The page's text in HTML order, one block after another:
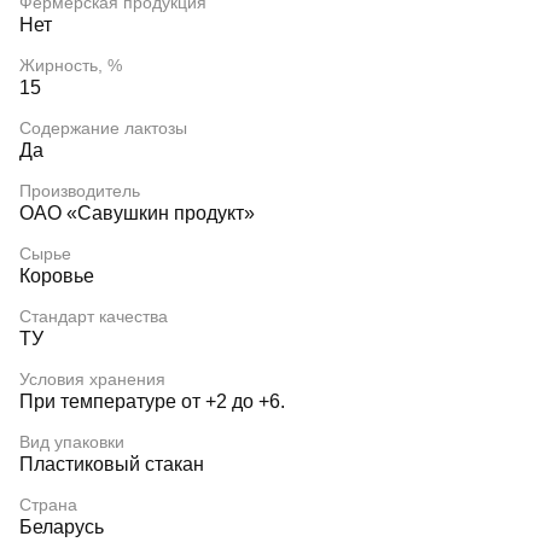
Нет
Жирность, %
15
Содержание лактозы
Да
Производитель
OAO «Савушкин продукт»
Сырье
Коровье
Стандарт качества
ТУ
Условия хранения
При температуре от +2 до +6.
Вид упаковки
Пластиковый стакан
Страна
Беларусь